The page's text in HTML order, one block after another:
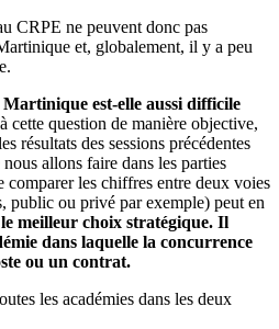
CRPE ne peuvent donc pas
et, globalement, il y a peu
est-elle aussi difficile
cette question de manière objective,
résultats des sessions précédentes
allons faire dans les parties
comparer les chiffres entre deux voies
public ou privé par exemple) peut en
meilleur choix stratégique. Il
dans laquelle la concurrence
ou un contrat.
les académies dans les deux